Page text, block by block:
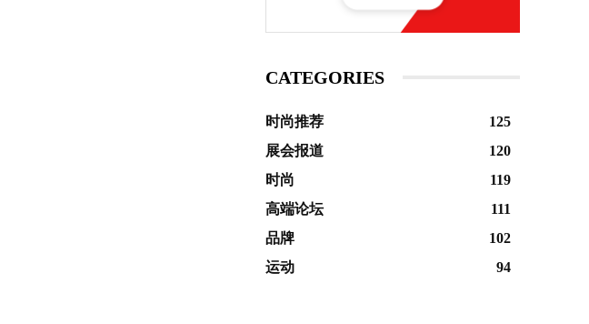
CATEGORIES
时尚推荐
125
展会报道
120
时尚
119
高端论坛
111
品牌
102
运动
94